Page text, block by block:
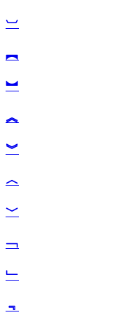
︺
︻
︼
︽
︾
︿
﹀
﹁
﹂
﹃